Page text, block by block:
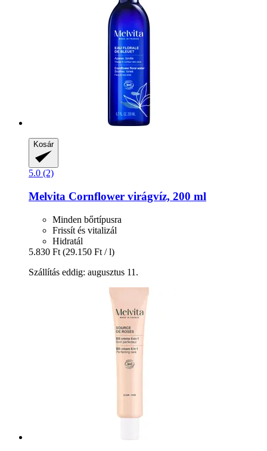
Kosár
5.0 (2)
Melvita Cornflower virágvíz, 200 ml
Minden bőrtípusra
Frissít és vitalizál
Hidratál
5.830 Ft (29.150 Ft / l)
Szállítás eddig: augusztus 11.